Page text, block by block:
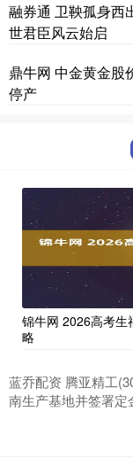
融券通 卫鞅孤身西
世君臣风云始启
鼎牛网 中金黄金股
停产
锦牛网 2026高考生
略
蓝乔配资 腾亚精工
南生产基地并签署定